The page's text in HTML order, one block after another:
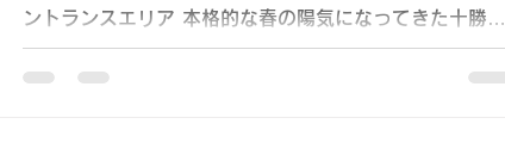
ントランスエリア 本格的な春の陽気になってきた十勝ヒ
ルズ。 芝生の上でのんびり、思い思いに過ごす一日。
「ピクニックマルシェ」は、そんな心地よい時間をお届